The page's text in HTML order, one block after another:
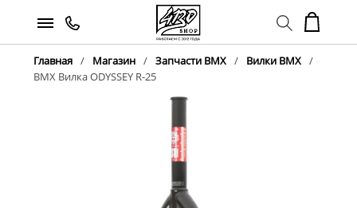
Главная Магазин Запчасти BMX
Вилки BMX
BMX Вилка ODYSSEY R-25